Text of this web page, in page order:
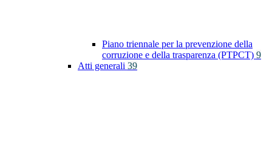
Piano triennale per la prevenzione della
corruzione e della trasparenza (PTPCT) 9
Atti generali 39